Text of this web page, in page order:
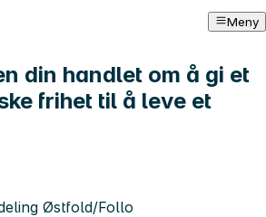
Meny
din handlet om å gi et
frihet til å leve et
Østfold/Follo